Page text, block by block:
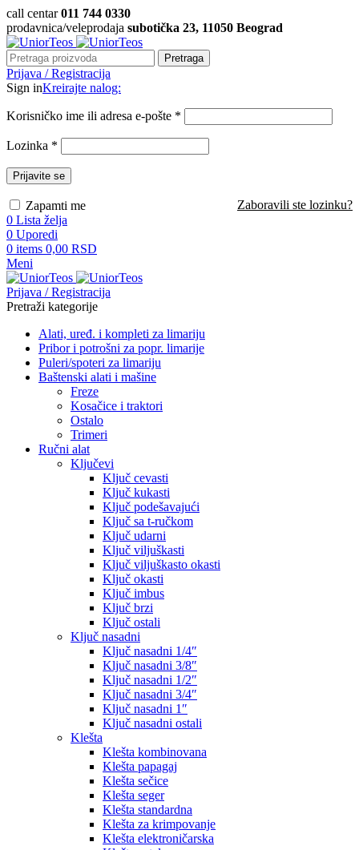
call centar011 744 0330
prodavnica/veleprodaja subotička 23, 11050 Beograd
Pretraga
Prijava / Registracija
Sign inKreirajte nalog:
Korisničko ime ili adresa e-pošte *
Lozinka *
Prijavite se
Zaboravili ste lozinku?
Zapamti me
0 Lista želja
0 Uporedi
0 items 0,00 RSD
Meni
Prijava / Registracija
Pretraži kategorije
Alati, uređ. i kompleti za limariju
Pribor i potrošni za popr. limarije
Puleri/spoteri za limariju
Baštenski alati i mašine
Freze
Kosačice i traktori
Ostalo
Trimeri
Ručni alat
Ključevi
Ključ cevasti
Ključ kukasti
Ključ podešavajući
Ključ sa t-ručkom
Ključ udarni
Ključ viljuškasti
Ključ viljuškasto okasti
Ključ okasti
Ključ imbus
Ključ brzi
Ključ ostali
Ključ nasadni
Ključ nasadni 1/4″
Ključ nasadni 3/8″
Ključ nasadni 1/2″
Ključ nasadni 3/4″
Ključ nasadni 1″
Ključ nasadni ostali
Klešta
Klešta kombinovana
Klešta papagaj
Klešta sečice
Klešta seger
Klešta standardna
Klešta za krimpovanje
Klešta elektroničarska